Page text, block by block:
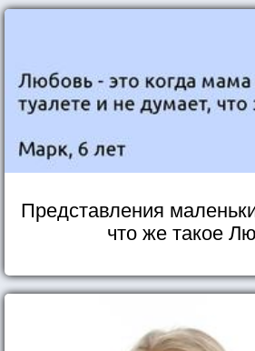
Представления
что же такое